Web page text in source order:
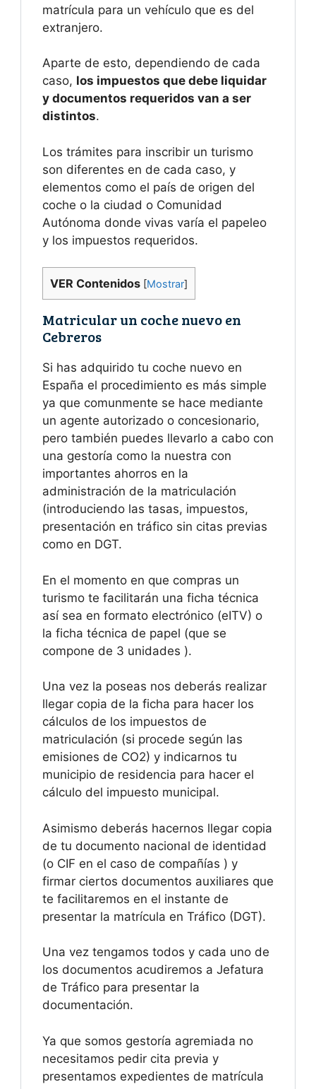
matrícula para un vehículo que es del
extranjero.
Aparte de esto, dependiendo de cada
caso, los impuestos que debe liquidar
y documentos requeridos van a ser
distintos.
Los trámites para inscribir un turismo
son diferentes en de cada caso, y
elementos como el país de origen del
coche o la ciudad o Comunidad
Autónoma donde vivas varía el papeleo
y los impuestos requeridos.
VER Contenidos [Mostrar]
Matricular un coche nuevo en
Cebreros
Si has adquirido tu coche nuevo en
España el procedimiento es más simple
ya que comunmente se hace mediante
un agente autorizado o concesionario,
pero también puedes llevarlo a cabo con
una gestoría como la nuestra con
importantes ahorros en la
administración de la matriculación
(introduciendo las tasas, impuestos,
presentación en tráfico sin citas previas
como en DGT.
En el momento en que compras un
turismo te facilitarán una ficha técnica
así sea en formato electrónico (eITV) o
la ficha técnica de papel (que se
compone de 3 unidades ).
Una vez la poseas nos deberás realizar
llegar copia de la ficha para hacer los
cálculos de los impuestos de
matriculación (si procede según las
emisiones de CO2) y indicarnos tu
municipio de residencia para hacer el
cálculo del impuesto municipal.
Asimismo deberás hacernos llegar copia
de tu documento nacional de identidad
(o CIF en el caso de compañías ) y
firmar ciertos documentos auxiliares que
te facilitaremos en el instante de
presentar la matrícula en Tráfico (DGT).
Una vez tengamos todos y cada uno de
los documentos acudiremos a Jefatura
de Tráfico para presentar la
documentación.
Ya que somos gestoría agremiada no
necesitamos pedir cita previa y
presentamos expedientes de matrícula